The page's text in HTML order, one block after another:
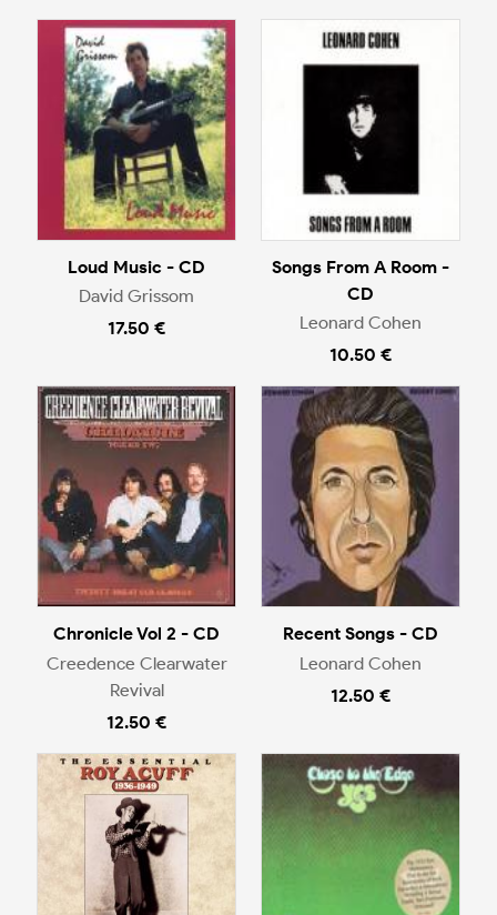
Loud Music - CD
David Grissom
17.50 €
Songs From A Room -
CD
Leonard Cohen
10.50 €
Chronicle Vol 2 - CD
Creedence Clearwater
Revival
12.50 €
Recent Songs - CD
Leonard Cohen
12.50 €